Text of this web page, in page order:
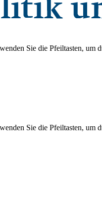
Sie die Pfeiltasten, um
Sie die Pfeiltasten, um